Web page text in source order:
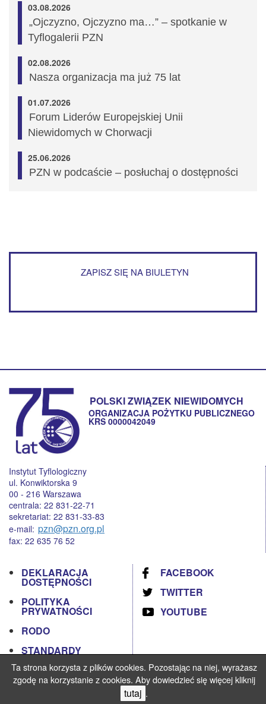
03.08.2026
„Ojczyzno, Ojczyzno ma…” – spotkanie w
Tyflogalerii PZN
02.08.2026
Nasza organizacja ma już 75 lat
01.07.2026
Forum Liderów Europejskiej Unii
Niewidomych w Chorwacji
25.06.2026
PZN w podcaście – posłuchaj o dostępności
ZAPISZ SIĘ NA BIULETYN
POLSKI ZWIĄZEK NIEWIDOMYCH
ORGANIZACJA POŻYTKU PUBLICZNEGO
KRS 0000042049
Instytut Tyflologiczny
ul. Konwiktorska 9
00 - 216 Warszawa
centrala: 22 831-22-71
sekretariat: 22 831-33-83
e-mail: pzn@pzn.org.pl
fax: 22 635 76 52
DEKLARACJA
DOSTĘPNOŚCI
POLITYKA
PRYWATNOŚCI
RODO
STANDARDY
MAŁOLETNICH
FACEBOOK
TWITTER
YOUTUBE
Prowadzenie strony: Instytut Tyflologiczny PZN
Ta strona korzysta z plików cookies. Pozostając na niej, wyrażasz
zgodę na korzystanie z cookies. Aby dowiedzieć się więcej kliknij
tutaj .